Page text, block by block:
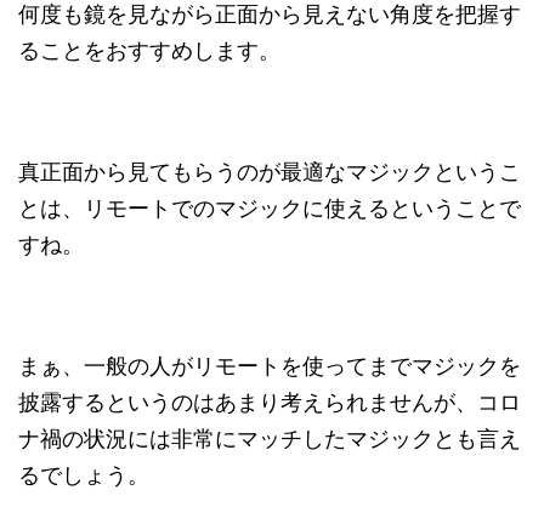
何度も鏡を見ながら正面から見えない角度を把握す
ることをおすすめします。
真正面から見てもらうのが最適なマジックというこ
とは、リモートでのマジックに使えるということで
すね。
まぁ、一般の人がリモートを使ってまでマジックを
披露するというのはあまり考えられませんが、コロ
ナ禍の状況には非常にマッチしたマジックとも言え
るでしょう。